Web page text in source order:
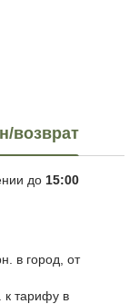
возврат
до 15:00
в город, от
к тарифу в